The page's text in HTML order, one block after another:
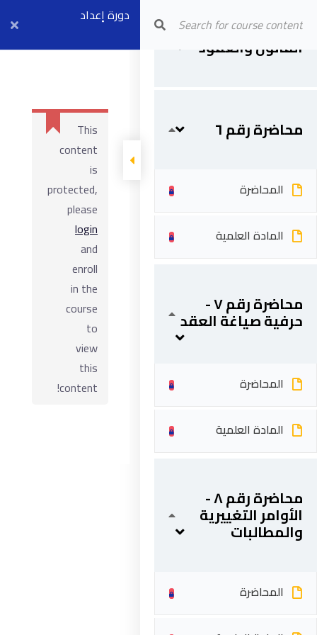
Arab Center for Arbitration
دورة إعداد
مهندسي العقود
الهندسية
التعويض في
القانون والعقود
المادة العلمية
محاضرة رقم ٦
المحاضرة
المادة العلمية
محاضرة رقم ٧ -
حرفية صياغة العقد
المحاضرة
المادة العلمية
محاضرة رقم ٨ -
الأوامر التغييرية
والمطالبات
المحاضرة
This
content
is
protected,
please
login
and
enroll
in the
course
to
view
this
content!
ابقى على تواصل
201287888051+